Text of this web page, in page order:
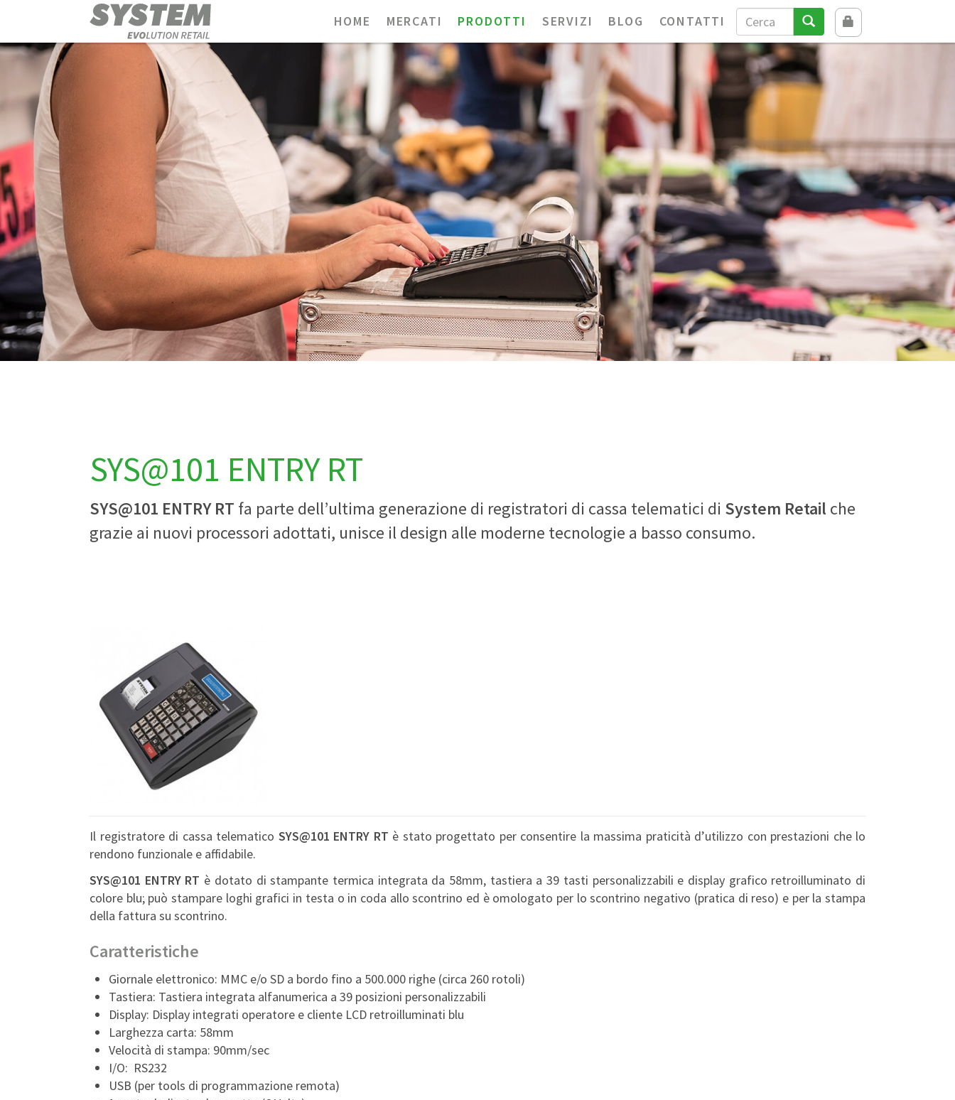
HOME MERCATI PRODOTTI SERVIZI BLOG CONTATTI
SYS@101 ENTRY RT
SYS@101 ENTRY RT fa parte dell’ultima generazione di registratori di cassa telematici di System Retail che
grazie ai nuovi processori adottati, unisce il design alle moderne tecnologie a basso consumo.
Il registratore di cassa telematico SYS@101 ENTRY RT è stato progettato per consentire la massima praticità d’utilizzo con prestazioni che lo
rendono funzionale e affidabile.
SYS@101 ENTRY RT è dotato di stampante termica integrata da 58mm, tastiera a 39 tasti personalizzabili e display grafico retroilluminato di
colore blu; può stampare loghi grafici in testa o in coda allo scontrino ed è omologato per lo scontrino negativo (pratica di reso) e per la stampa
della fattura su scontrino.
Caratteristiche
Giornale elettronico: MMC e/o SD a bordo fino a 500.000 righe (circa 260 rotoli)
Tastiera: Tastiera integrata alfanumerica a 39 posizioni personalizzabili
Display: Display integrati operatore e cliente LCD retroilluminati blu
Larghezza carta: 58mm
Velocità di stampa: 90mm/sec
I/O: RS232
USB (per tools di programmazione remota)